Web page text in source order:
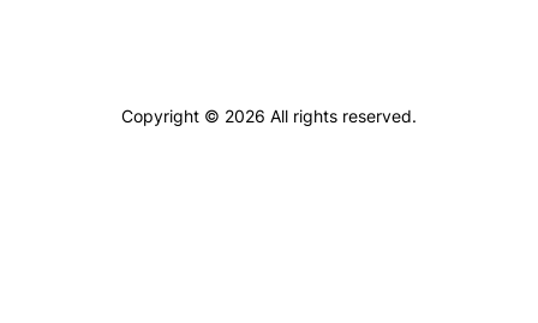
Copyright © 2026 All rights reserved.